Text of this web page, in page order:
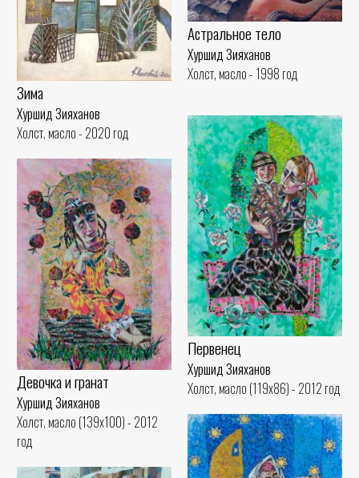
Зима
Хуршид Зияханов
Холст, масло - 2020 год
Астральное тело
Хуршид Зияханов
Холст, масло - 1998 год
Первенец
Хуршид Зияханов
Холст, масло (119x86) - 2012 год
Девочка и гранат
Хуршид Зияханов
Холст, масло (139x100) - 2012
год